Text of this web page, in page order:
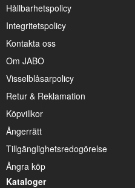
Hållbarhetspolicy
Integritetspolicy
Kontakta oss
Om JABO
Visselblåsarpolicy
Retur & Reklamation
Köpvillkor
Ångerrätt
Tillgänglighetsredogörelse
Ångra köp
Kataloger